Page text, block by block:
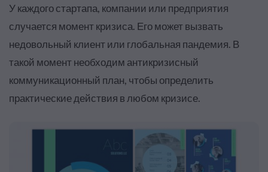
У каждого стартапа, компании или предприятия
случается момент кризиса. Его может вызвать
недовольный клиент или глобальная пандемия. В
такой момент необходим антикризисный
коммуникационный план, чтобы определить
практические действия в любом кризисе.